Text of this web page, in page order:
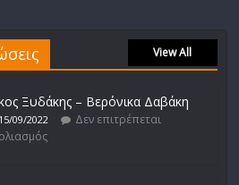
View All
Ξυδάκης – Βερόνικα Δαβάκη
15/09/2022
Δεν επιτρέπεται